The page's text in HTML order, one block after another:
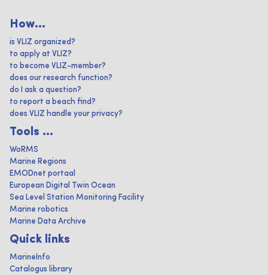
How...
is VLIZ organized?
to apply at VLIZ?
to become VLIZ-member?
does our research function?
do I ask a question?
to report a beach find?
does VLIZ handle your privacy?
Tools ...
WoRMS
Marine Regions
EMODnet portaal
European Digital Twin Ocean
Sea Level Station Monitoring Facility
Marine robotics
Marine Data Archive
Quick links
MarineInfo
Catalogus library